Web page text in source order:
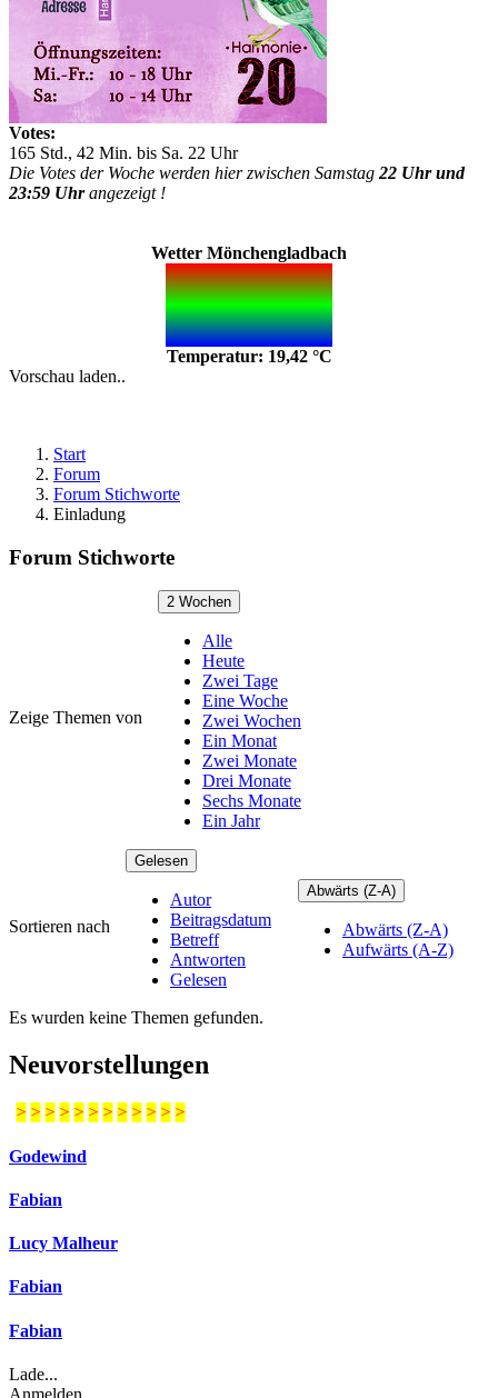
Votes:
165 Std., 42 Min. bis Sa. 22 Uhr
Die Votes der Woche werden hier zwischen Samstag 22 Uhr und
23:59 Uhrangezeigt !
Wetter Mönchengladbach
Temperatur: 19,42 °C
Vorschau laden..
Start
Forum
Forum Stichworte
Einladung
Forum Stichworte
Zeige Themen von
2 Wochen
Alle
Heute
Zwei Tage
Eine Woche
Zwei Wochen
Ein Monat
Zwei Monate
Drei Monate
Sechs Monate
Ein Jahr
Sortieren nach
Gelesen
Autor
Beitragsdatum
Betreff
Antworten
Gelesen
Abwärts (Z-A)
Abwärts (Z-A)
Aufwärts (A-Z)
Es wurden keine Themen gefunden.
Neuvorstellungen
> > > > > > > > > > > >
Godewind
Fabian
Lucy Malheur
Fabian
Fabian
Lade...
Anmelden